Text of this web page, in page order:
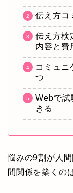
伝え方コ
伝え方検
内容と費
コミュニ
つ
Webで試
きる
悩みの9割が人
間関係を築くの